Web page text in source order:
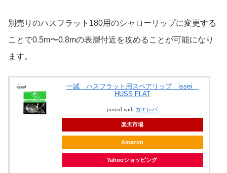
別売りのハスフラット180用のシャローリップに変更する
ことで0.5m〜0.8mの表層付近を攻めることが可能になり
ます。
一誠 ハスフラット用スペアリップ issei
HUSS FLAT
posted with カエレバ
楽天市場
Amazon
Yahooショッピング